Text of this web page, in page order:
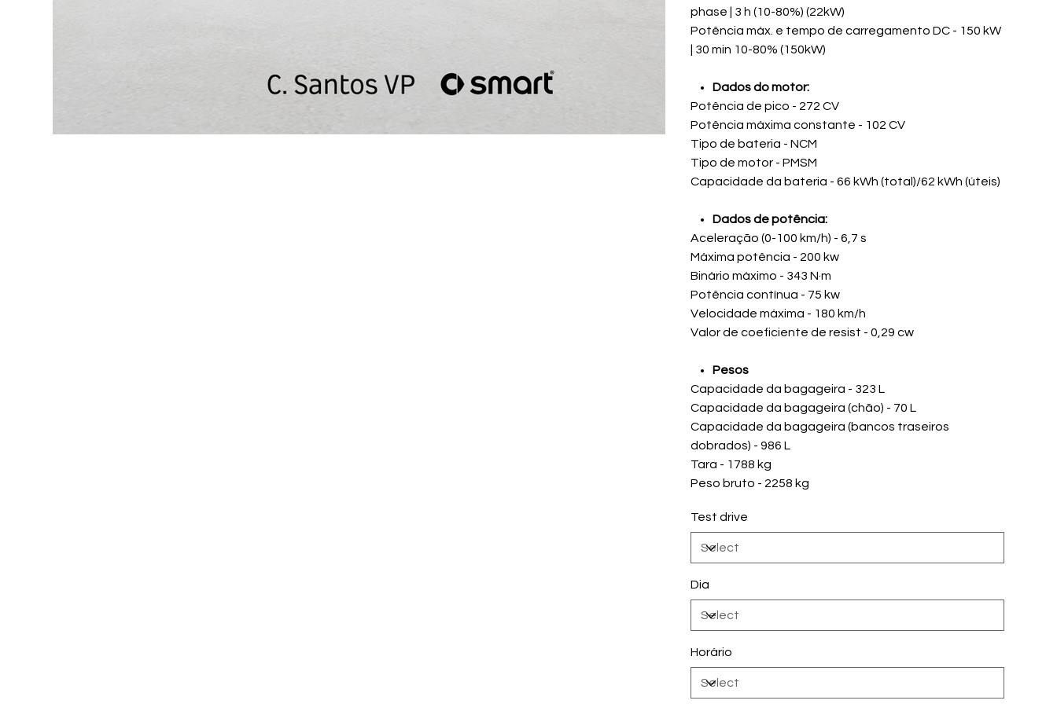
phase | 3 h (10-80%) (22kW)
Potência máx. e tempo de carregamento DC - 150 kW
| 30 min 10-80% (150kW)
Dados do motor:
Potência de pico - 272 CV
Potência máxima constante - 102 CV
Tipo de bateria - NCM
Tipo de motor - PMSM
Capacidade da bateria - 66 kWh (total)/62 kWh (úteis)
Dados de potência:
Aceleração (0-100 km/h) - 6,7 s
Máxima potência - 200 kw
Binário máximo - 343 N·m
Potência contínua - 75 kw
Velocidade máxima - 180 km/h
Valor de coeficiente de resist - 0,29 cw
Pesos
Capacidade da bagageira - 323 L
Capacidade da bagageira (chão) - 70 L
Capacidade da bagageira (bancos traseiros
dobrados) - 986 L
Tara - 1788 kg
Peso bruto - 2258 kg
Test drive
Dia
Horário